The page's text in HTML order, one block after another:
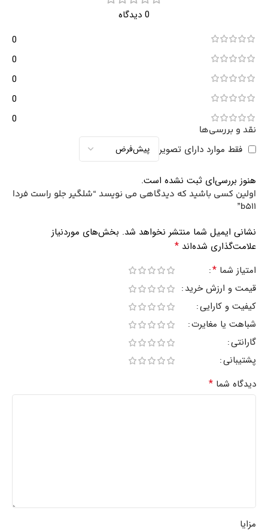
0 دیدگاه
0
0
0
0
0
نقد و بررسی‌ها
فقط موارد دارای تصویر
هنوز بررسی‌ای ثبت نشده است.
اولین کسی باشید که دیدگاهی می نویسد “شلگیر جلو راست فردا
b511”
نشانی ایمیل شما منتشر نخواهد شد. بخش‌های موردنیاز
علامت‌گذاری شده‌اند *
امتیاز شما *
قیمت و ارزش خرید
کیفیت و کارایی
شباهت یا مغایرت
گارانتی
پشتیبانی
دیدگاه شما *
مزایا